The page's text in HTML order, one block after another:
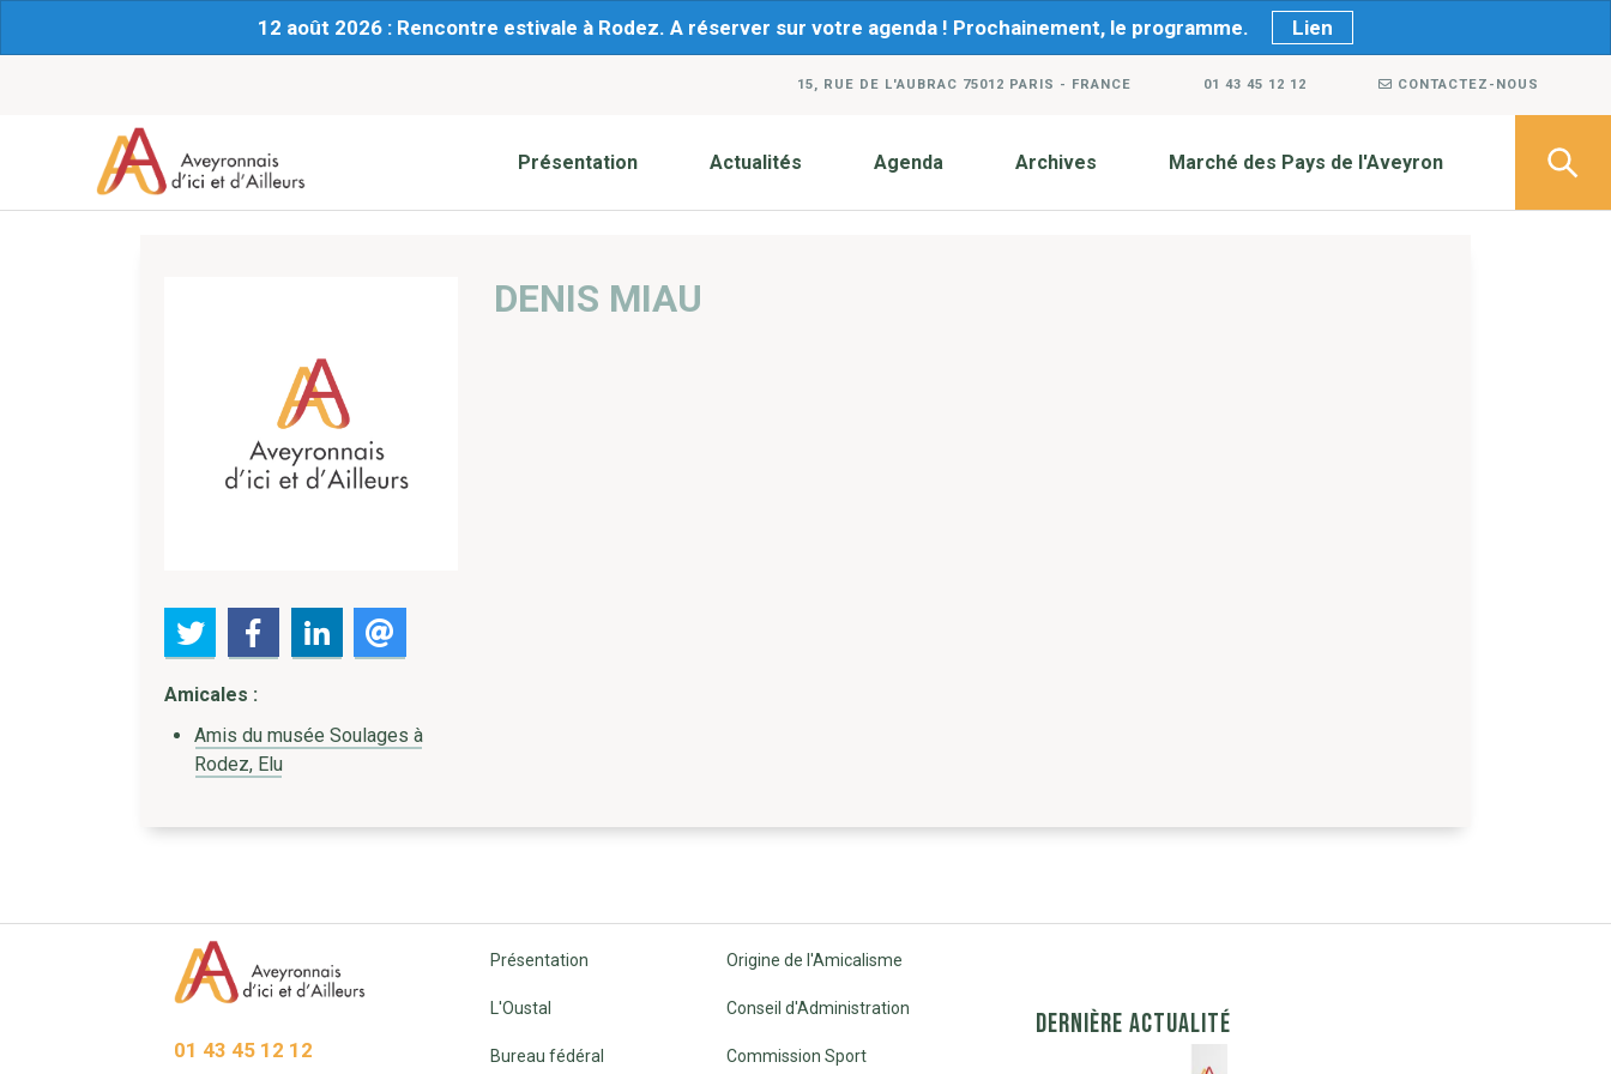
12 août 2026 : Rencontre estivale à Rodez. A réserver sur votre agenda ! Prochainement, le programme. Lien
15, RUE DE L'AUBRAC 75012 PARIS - FRANCE 01 43 45 12 12 CONTACTEZ-NOUS
Présentation Actualités Agenda Archives Marché des Pays de l'Aveyron
Amicales :
Amis du musée Soulages à
Rodez, Elu
DENIS MIAU
01 43 45 12 12
Présentation Origine de l'Amicalisme
L'Oustal Conseil d'Administration
Bureau fédéral Commission Sport
DERNIÈRE ACTUALITÉ